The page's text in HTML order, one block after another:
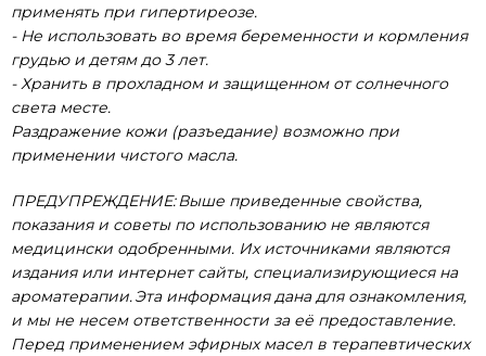
применять при гипертиреозе.
- Не использовать во время беременности и кормления
грудью и детям до 3 лет.
- Хранить в прохладном и защищенном от солнечного
света месте.
Раздражение кожи (разъедание) возможно при
применении чистого масла.
ПРЕДУПРЕЖДЕНИЕ: Выше приведенные свойства,
показания и советы по использованию не являются
медицински одобренными. Их источниками являются
издания или интернет сайты, специализирующиеся на
ароматерапии. Эта информация дана для ознакомления,
и мы не несем ответственности за её предоставление.
Перед применением эфирных масел в терапевтических